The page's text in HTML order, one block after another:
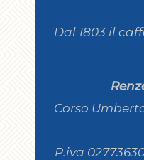
Dal 1803 il
Corso
P.iva